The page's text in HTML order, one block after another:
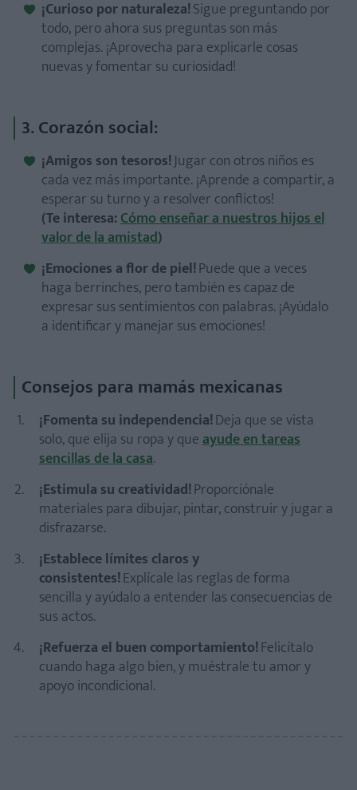
¡Curioso por naturaleza!Sigue preguntando por
todo, pero ahora sus preguntas son más
complejas. ¡Aprovecha para explicarle cosas
nuevas y fomentar su curiosidad!
3. Corazón social:
¡Amigos son tesoros!Jugar con otros niños es
cada vez más importante. ¡Aprende a compartir, a
esperar su turno y a resolver conflictos!
(Te interesa:Cómo enseñar a nuestros hijos el
valor de la amistad)
¡Emociones a flor de piel!Puede que a veces
haga berrinches, pero también es capaz de
expresar sus sentimientos con palabras. ¡Ayúdalo
a identificar y manejar sus emociones!
Consejos para mamás mexicanas
¡Fomenta su independencia!Deja que se vista
solo, que elija su ropa y queayude en tareas
sencillas de la casa.
¡Estimula su creatividad!Proporciónale
materiales para dibujar, pintar, construir y jugar a
disfrazarse.
¡Establece límites claros y
consistentes!Explícale las reglas de forma
sencilla y ayúdalo a entender las consecuencias de
sus actos.
¡Refuerza el buen comportamiento!Felicítalo
cuando haga algo bien, y muéstrale tu amor y
apoyo incondicional.